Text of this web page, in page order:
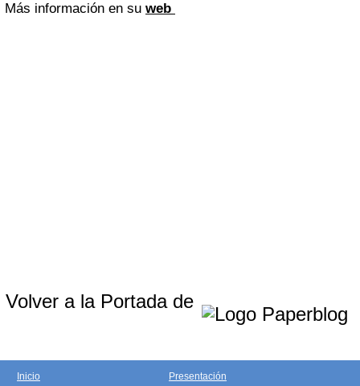
Más información en su web
Volver a la Portada de
Inicio
Presentación